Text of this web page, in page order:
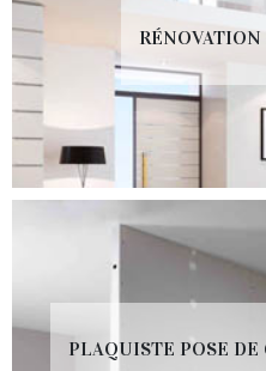
PLAQUISTE POSE